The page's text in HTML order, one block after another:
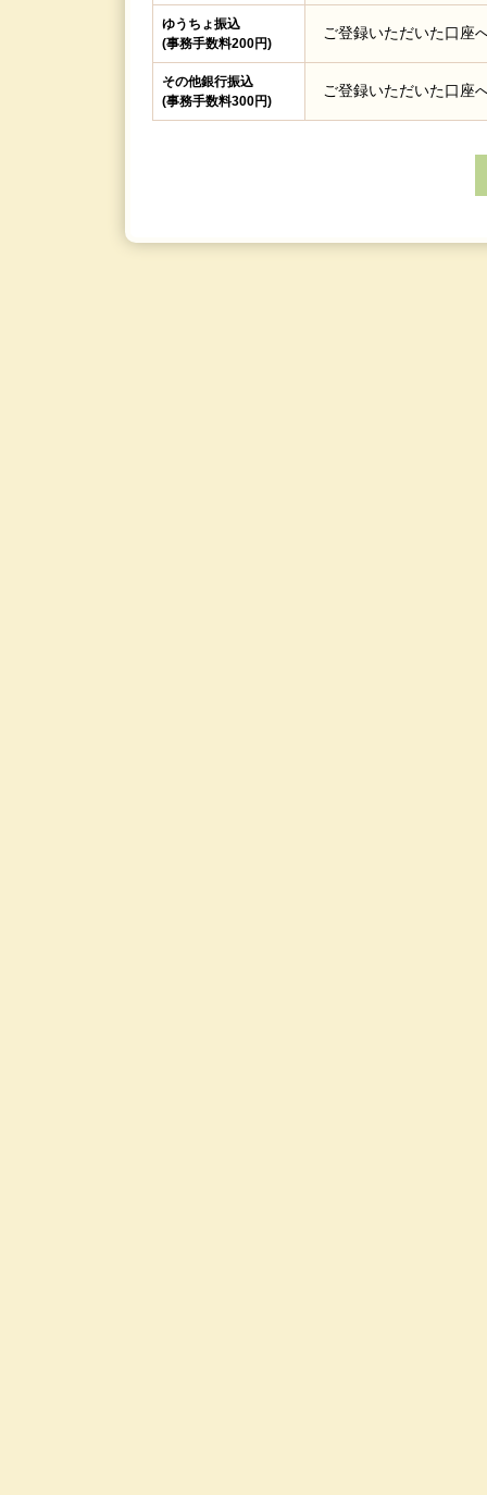
ゆうちょ振込
(事務手数料200円)
ご登録いただいた口座
その他銀行振込
(事務手数料300円)
ご登録いただいた口座